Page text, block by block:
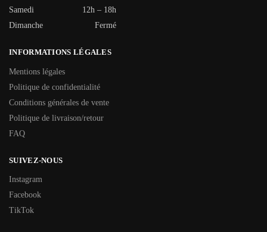
Samedi
12h – 18h
Dimanche
Fermé
INFORMATIONS LÉGALES
Mentions légales
Politique de confidentialité
Conditions générales de vente
Politique de livraison/retour
FAQ
SUIVEZ-NOUS
Instagram
Facebook
TikTok